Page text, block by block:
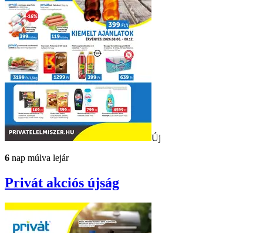
Új
6 nap múlva lejár
Privát akciós újság